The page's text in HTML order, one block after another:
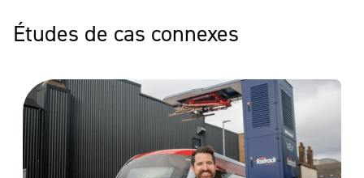
Études de cas connexes